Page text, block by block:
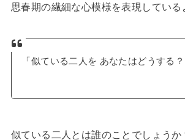
思春期の繊細な心模様を表現している
「似ている二人を あなたはどうする？
似ている二人とは誰のことでしょうか